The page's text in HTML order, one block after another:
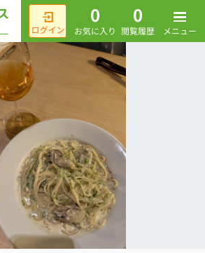
0
お気に入り
0
閲覧履歴 メニュー